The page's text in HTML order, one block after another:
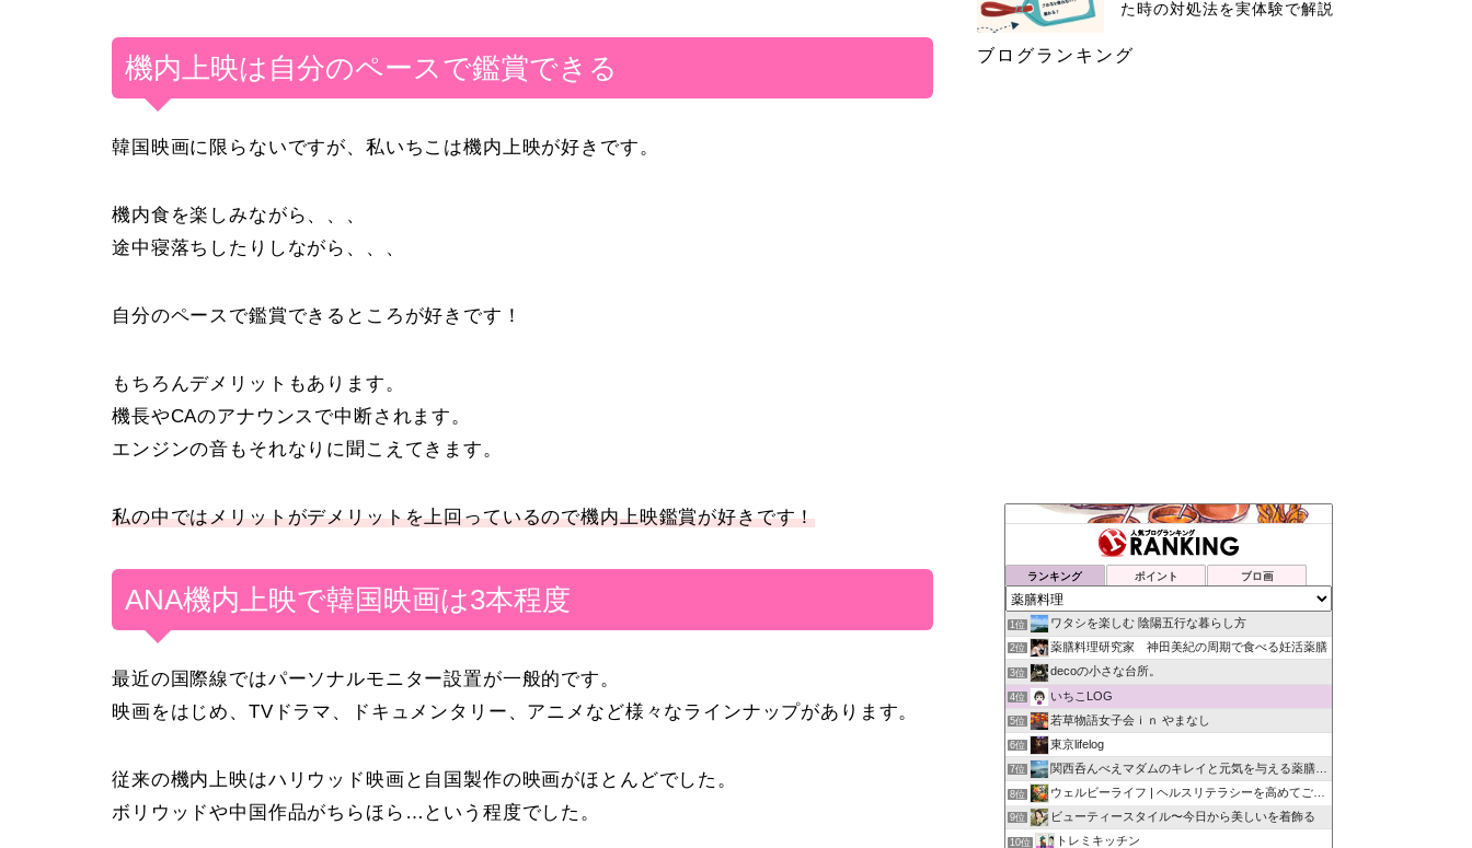
機内上映は自分のペースで鑑賞できる
韓国映画に限らないですが、私いちこは機内上映が好きです。
機内食を楽しみながら、、、
途中寝落ちしたりしながら、、、
自分のペースで鑑賞できるところが好きです！
もちろんデメリットもあります。
機長やCAのアナウンスで中断されます。
エンジンの音もそれなりに聞こえてきます。
私の中ではメリットがデメリットを上回っているので機内上映鑑賞が好きです！
ANA機内上映で韓国映画は3本程度
最近の国際線ではパーソナルモニター設置が一般的です。
映画をはじめ、TVドラマ、ドキュメンタリー、アニメなど様々なラインナップがあります。
従来の機内上映はハリウッド映画と自国製作の映画がほとんどでした。
ボリウッドや中国作品がちらほら…という程度でした。
た時の対処法を実体験で解説
ブログランキング
ランキング ポイント ブロ画
1位 ワタシを楽しむ 陰陽五行な暮らし方
2位 薬膳料理研究家 神田美紀の周期で食べる妊活薬膳
3位 decoの小さな台所。
4位 いちこLOG
5位 若草物語女子会ｉｎ やまなし
6位 東京lifelog
7位 関西呑んべえマダムのキレイと元気を与える薬膳日記
8位 ウェルビーライフ | ヘルスリテラシーを高めてごきげんな毎日
9位 ビューティースタイル〜今日から美しいを着飾る
10位 トレミキッチン